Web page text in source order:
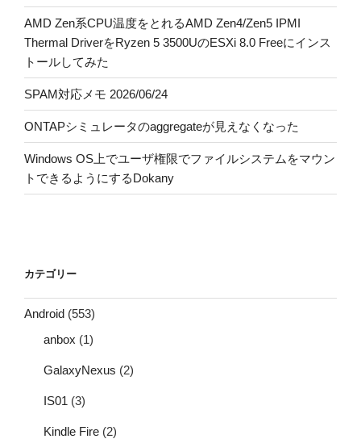
AMD Zen系CPU温度をとれるAMD Zen4/Zen5 IPMI
Thermal DriverをRyzen 5 3500UのESXi 8.0 Freeにインス
トールしてみた
SPAM対応メモ 2026/06/24
ONTAPシミュレータのaggregateが見えなくなった
Windows OS上でユーザ権限でファイルシステムをマウン
トできるようにするDokany
カテゴリー
Android (553)
anbox (1)
GalaxyNexus (2)
IS01 (3)
Kindle Fire (2)